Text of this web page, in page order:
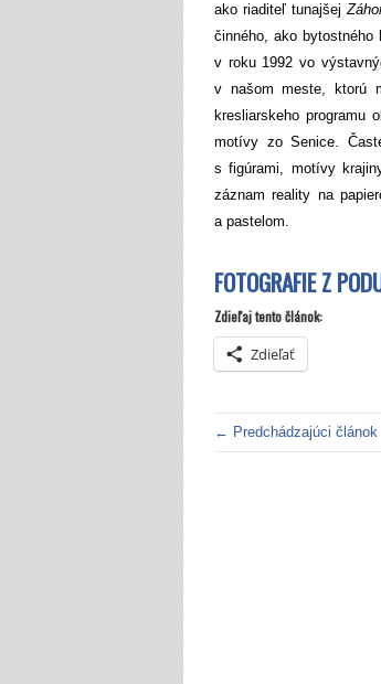
ako riaditeľ tunajšej
činného, ako bytostného
v roku 1992 vo
v našom meste, ktorú
kresliarskeho programu
motívy zo Senice.
s figúrami, motívy
záznam reality na
a pastelom.
FOTOGRAFIE Z
Zdieľaj tento článok:
Zdieľať
← Predchádzajúci článok